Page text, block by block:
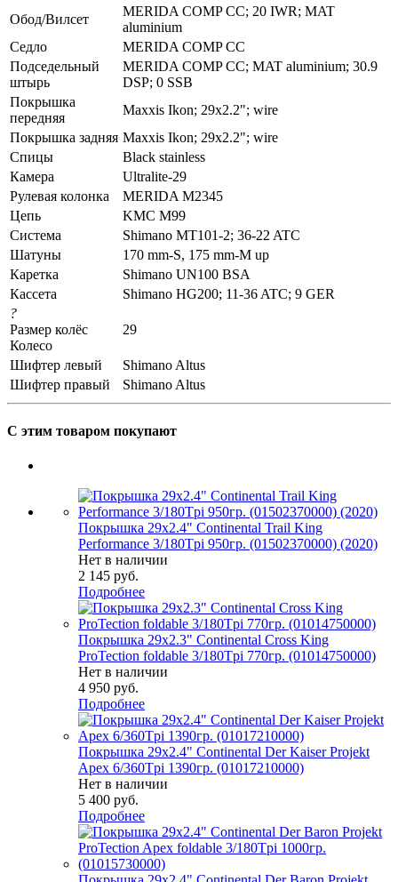
Обод/Вилсет
MERIDA COMP CC; 20 IWR; MAT
aluminium
Седло
MERIDA COMP CC
Подседельный
штырь
MERIDA COMP CC; MAT aluminium; 30.9
DSP; 0 SSB
Покрышка
передняя
Maxxis Ikon; 29x2.2"; wire
Покрышка задняя Maxxis Ikon; 29x2.2"; wire
Спицы
Black stainless
Камера
Ultralite-29
Рулевая колонка
MERIDA M2345
Цепь
KMC M99
Система
Shimano MT101-2; 36-22 ATC
Шатуны
170 mm-S, 175 mm-M up
Каретка
Shimano UN100 BSA
Кассета
Shimano HG200; 11-36 ATC; 9 GER
?
Размер колёс
Колесо
29
Шифтер левый
Shimano Altus
Шифтер правый
Shimano Altus
С этим товаром покупают
Покрышка 29x2.4" Continental Trail King
Performance 3/180Tpi 950гр. (01502370000) (2020)
Нет в наличии
2 145 руб.
Подробнее
Покрышка 29x2.3" Continental Cross King
ProTection foldable 3/180Tpi 770гр. (01014750000)
Нет в наличии
4 950 руб.
Подробнее
Покрышка 29x2.4" Continental Der Kaiser Projekt
Apex 6/360Tpi 1390гр. (01017210000)
Нет в наличии
5 400 руб.
Подробнее